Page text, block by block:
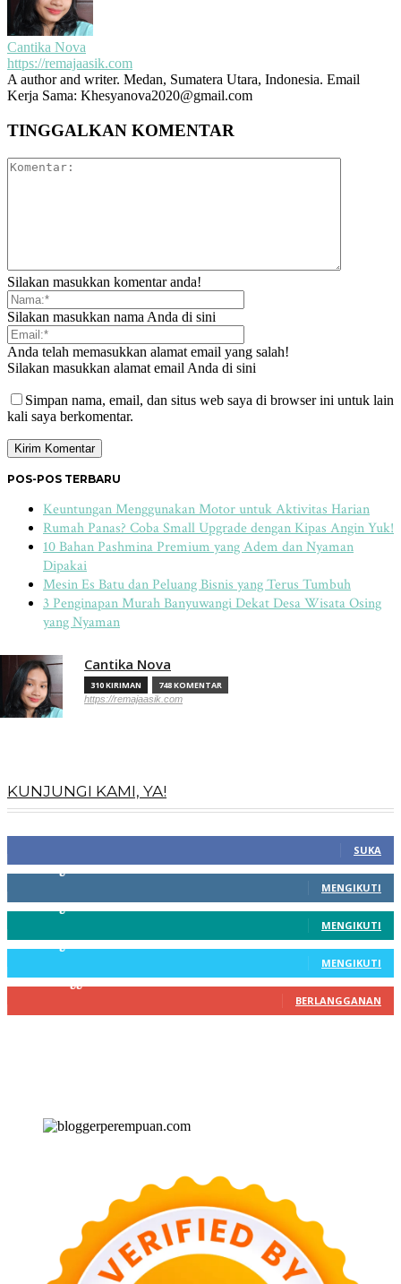
Cantika Nova
https://remajaasik.com
A author and writer. Medan, Sumatera Utara, Indonesia. Email
Kerja Sama: Khesyanova2020@gmail.com
TINGGALKAN KOMENTAR
Silakan masukkan komentar anda!
Silakan masukkan nama Anda di sini
Anda telah memasukkan alamat email yang salah!
Silakan masukkan alamat email Anda di sini
Simpan nama, email, dan situs web saya di browser ini untuk lain
kali saya berkomentar.
POS-POS TERBARU
Keuntungan Menggunakan Motor untuk Aktivitas Harian
Rumah Panas? Coba Small Upgrade dengan Kipas Angin Yuk!
10 Bahan Pashmina Premium yang Adem dan Nyaman
Dipakai
Mesin Es Batu dan Peluang Bisnis yang Terus Tumbuh
3 Penginapan Murah Banyuwangi Dekat Desa Wisata Osing
yang Nyaman
Cantika Nova
310 KIRIMAN 748 KOMENTAR
https://remajaasik.com
KUNJUNGI KAMI, YA!
SUKA
256 Pengikut
MENGIKUTI
369 Pengikut
MENGIKUTI
217 Pengikut
MENGIKUTI
200 Pelanggan
BERLANGGANAN